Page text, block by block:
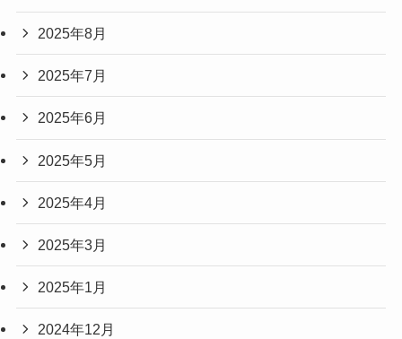
2025年8月
2025年7月
2025年6月
2025年5月
2025年4月
2025年3月
2025年1月
2024年12月